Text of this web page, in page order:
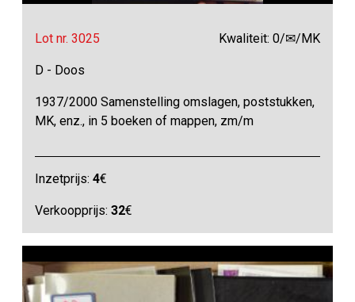
Lot nr. 3025 Kwaliteit: 0/✉/MK
D - Doos
1937/2000 Samenstelling omslagen, poststukken,
MK, enz., in 5 boeken of mappen, zm/m
Inzetprijs:4€
Verkoopprijs:32€